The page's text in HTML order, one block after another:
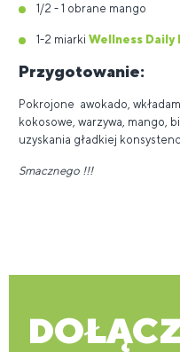
1/2 - 1 obrane mango
1-2 miarki Wellness
Przygotowanie:
Pokrojone awokado,
kokosowe, warzywa, mango,
uzyskania gładkiej
Smacznego !!!